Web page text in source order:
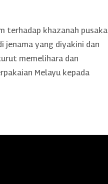
terhadap khazanah pusaka
jenama yang diyakini dan
memelihara dan
Melayu kepada